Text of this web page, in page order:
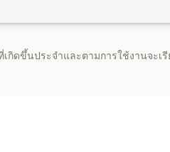
กิดขึ้นประจำและตามการใช้งานจะเ